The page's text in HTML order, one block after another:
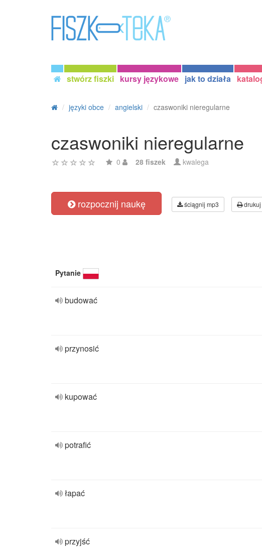
stwórz fiszki kursy językowe jak to działa
języki obce angielski czaswoniki nieregularne
czaswoniki nieregularne
0 28 fiszek kwalega
rozpocznij naukę ściągnij mp3 drukuj
Pytanie
budować
przynosić
kupować
potrafić
łapać
przyjść